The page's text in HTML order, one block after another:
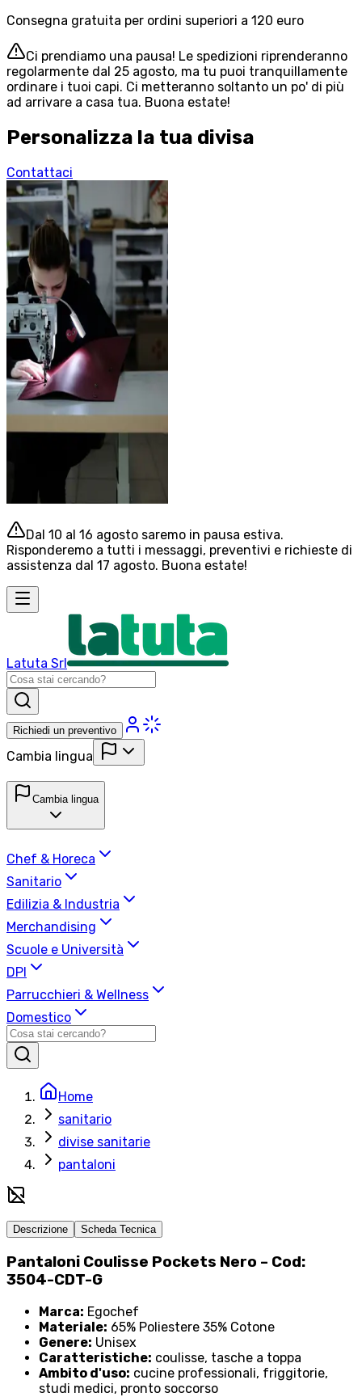
Consegna gratuita per ordini superiori a 120 euro
Ci prendiamo una pausa! Le spedizioni riprenderanno
regolarmente dal 25 agosto, ma tu puoi tranquillamente
ordinare i tuoi capi. Ci metteranno soltanto un po' di più
ad arrivare a casa tua. Buona estate!
Personalizza la tua divisa
Contattaci
Dal 10 al 16 agosto saremo in pausa estiva.
Risponderemo a tutti i messaggi, preventivi e richieste di
assistenza dal 17 agosto. Buona estate!
Latuta Srl
Richiedi un preventivo
Cambia lingua
Cambia lingua
Chef & Horeca
Sanitario
Edilizia & Industria
Merchandising
Scuole e Università
DPI
Parrucchieri & Wellness
Domestico
Home
sanitario
divise sanitarie
pantaloni
Descrizione Scheda Tecnica
Pantaloni Coulisse Pockets Nero – Cod:
3504-CDT-G
Marca: Egochef
Materiale: 65% Poliestere 35% Cotone
Genere: Unisex
Caratteristiche: coulisse, tasche a toppa
Ambito d'uso: cucine professionali, friggitorie,
studi medici, pronto soccorso